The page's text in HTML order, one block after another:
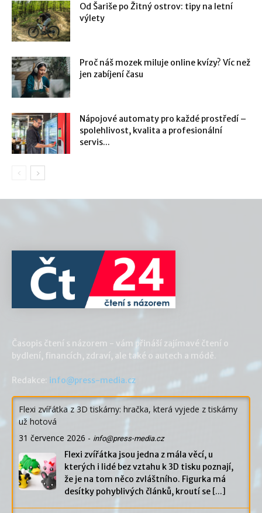
Od Šariše po Žitný ostrov: tipy na letní
výlety
Proč náš mozek miluje online kvízy? Víc než
jen zabíjení času
Nápojové automaty pro každé prostředí –
spolehlivost, kvalita a profesionální
servis...
Časopis čtení s názorem - vám přináší zajímavé čtení o
bydlení, financích, zdraví, ale také o autech a módě.
Redakce: info@press-media.cz
Flexi zvířátka z 3D tiskárny: hračka, která vyjede z tiskárny
už hotová
31 července 2026 - info@press-media.cz
Flexi zvířátka jsou jedna z mála věcí, u
kterých i lidé bez vztahu k 3D tisku poznají,
že je na tom něco zvláštního. Figurka má
desítky pohyblivých článků, kroutí se [...]